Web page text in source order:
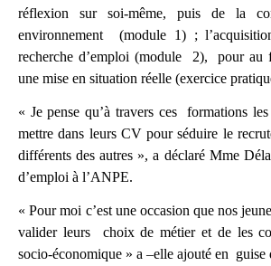
réflexion sur soi-même, puis de la
environnement (module 1) ;
recherche d’emploi (module 2), pour au
une mise en situation réelle (exercice
« Je pense qu’à travers ces formations
mettre dans leurs CV pour séduire le
différents des autres », a déclaré Mme
d’emploi à l’ANPE.
« Pour moi c’est une occasion que nos
valider leurs choix de métier et de les
socio-économique » a –elle ajouté en guise